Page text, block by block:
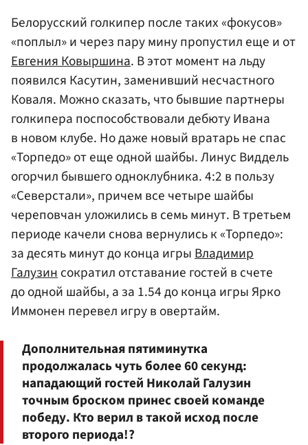
Белорусский голкипер после таких «фокусов»
«поплыл» и через пару мину пропустил еще и от
Евгения Ковыршина. В этот момент на льду
появился Касутин, заменивший несчастного
Коваля. Можно сказать, что бывшие партнеры
голкипера поспособствовали дебюту Ивана
в новом клубе. Но даже новый вратарь не спас
«Торпедо» от еще одной шайбы. Линус Виддель
огорчил бывшего одноклубника. 4:2 в пользу
«Северстали», причем все четыре шайбы
череповчан уложились в семь минут. В третьем
периоде качели снова вернулись к «Торпедо»:
за десять минут до конца игрыВладимир
Галузинсократил отставание гостей в счете
до одной шайбы, а за 1.54 до конца игры Ярко
Иммонен перевел игру в овертайм.
Дополнительная пятиминутка
продолжалась чуть более 60 секунд:
нападающий гостей Николай Галузин
точным броском принес своей команде
победу. Кто верил в такой исход после
второго периода!?